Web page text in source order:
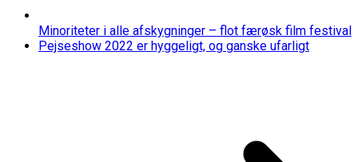
Minoriteter i alle afskygninger – flot færøsk film festival
Pejseshow 2022 er hyggeligt, og ganske ufarligt